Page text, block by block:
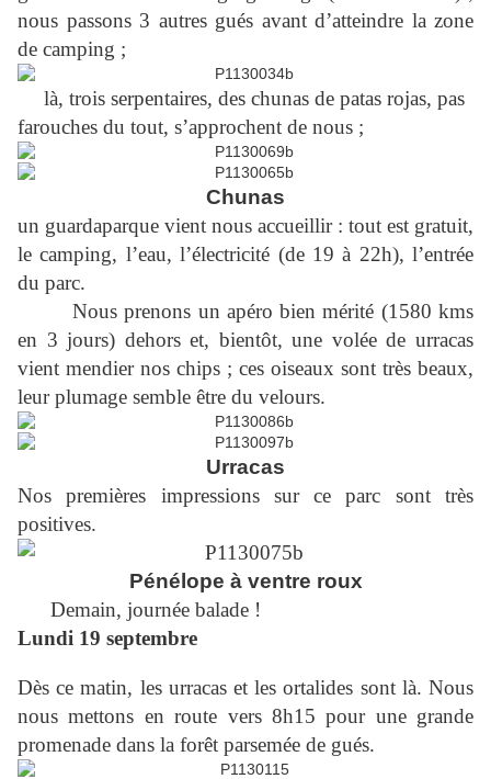
nous passons 3 autres gués avant d’atteindre la zone
de camping ;
là, trois serpentaires, des chunas de patas rojas, pas
farouches du tout, s’approchent de nous ;
Chunas
un guardaparque vient nous accueillir : tout est gratuit,
le camping, l’eau, l’électricité (de 19 à 22h), l’entrée
du parc.
Nous prenons un apéro bien mérité (1580 kms
en 3 jours) dehors et, bientôt, une volée de urracas
vient mendier nos chips ; ces oiseaux sont très beaux,
leur plumage semble être du velours.
Urracas
Nos premières impressions sur ce parc sont très
positives.
Pénélope à ventre roux
Demain, journée balade !
Lundi 19 septembre
Dès ce matin, les urracas et les ortalides sont là. Nous
nous mettons en route vers 8h15 pour une grande
promenade dans la forêt parsemée de gués.